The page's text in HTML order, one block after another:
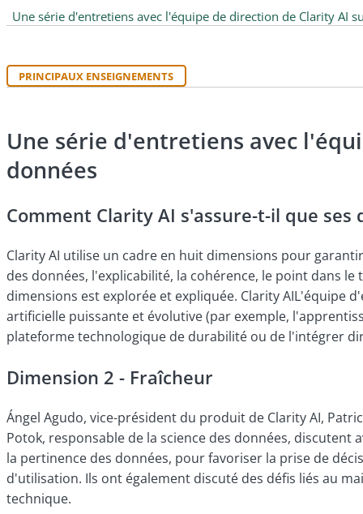
Une série d'entretiens avec l'équipe de direction de Clarity AI
PRINCIPAUX ENSEIGNEMENTS
Une série d'entretiens avec
données
Comment Clarity AI s'assure-t-il que
Clarity AI utilise un cadre en huit dimensions pour
des données, l'explicabilité, la cohérence, le point dans
dimensions est explorée et expliquée. Clarity AIL'équipe
artificielle puissante et évolutive (par exemple,
plateforme technologique de durabilité ou de l'intégrer
Dimension 2 - Fraîcheur
Ángel Agudo, vice-président du produit de Clarity AI,
Potok, responsable de la science des données,
la pertinence des données, pour favoriser la prise de
d'utilisation. Ils ont également discuté des défis liés au
technique.